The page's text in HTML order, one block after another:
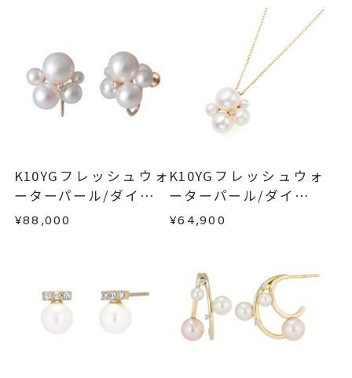
トップ 縦：約12.1mm 横：約1
2.1mm
パール 約4mm～7mm
地金入りシリコンキャッチ
場合、 お問い合わせ ください。
カテゴリー
、
K10YG
-
例：金曜日17時までのご注文→翌週火曜日までに
発送いたします。
■お届け目安が「約1ヶ月半以内～」の商品
ご注文いただいてから在庫状況を確認いたしま
・在庫のご用意ができる場合： 約1週間～1ヶ月以
内を目安に発送いたします。
・受注生産となる場合： 商品ページに記載のある
※お急ぎの方はご注文前にお問い合わせくださ
い。事前に現在の納期状況を確認いたします。
お届け予定日はご注文から2営業日以内にメールに
ご注文状況が「注文済み」の場合に限り、キャ
メンバーシップ未登録のお客さまは、お問い合
わせフォームよりご連絡ください。
返品・交換
以下の場合、商品の返品・交換・返金
・受注生産の商品
・お客さまのお手元で傷や汚れが発生した商品
・到着後ご連絡無く7日以上経過した商品
・過度な交換・返品を繰り返している場合
商品の品質には万全を期しておりますが、万が一
不良品の場合、またはご注文のお品と異なる場合
K10YGフレッシュウォ
ーターパール/ダイヤモ
ンドイヤリング
¥88,000
K10YGフレッシュウォ
ーターパール/ダイヤモ
ンドネックレス
¥64,900